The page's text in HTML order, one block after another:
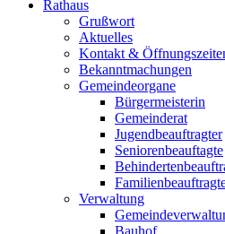
Rathaus
Grußwort
Aktuelles
Kontakt &
Bekanntmachungen
Gemeindeorgane
Bürgermeisterin
Gemeinderat
Jugendbeauftragter
Seniorenbeauftagte
Verwaltung
Bauhof